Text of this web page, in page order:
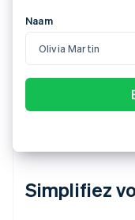
Account number
000123456
Confirm
Simplifiez